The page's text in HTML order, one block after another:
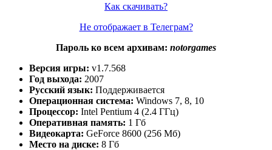
Как скачивать?
Не отображает в Телеграм?
Пароль ко всем архивам: notorgames
Версия игры: v1.7.568
Год выхода: 2007
Русский язык: Поддерживается
Операционная система: Windows 7, 8, 10
Процессор: Intel Pentium 4 (2.4 ГГц)
Оперативная память: 1 Гб
Видеокарта: GeForce 8600 (256 Мб)
Место на диске: 8 Гб